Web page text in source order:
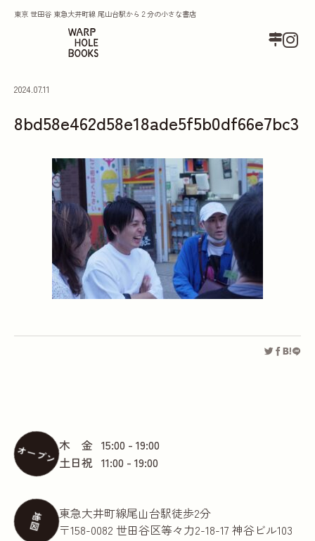
東京 世田谷 東急大井町線 尾山台駅から２分の小さな書店
2024.07.11
8bd58e462d58e18ade5f5b0df66e7bc3
オープン木 金 15:00 - 19:00
土日祝 11:00 - 19:00
地図
東急大井町線尾山台駅徒歩2分
〒158-0082 世田谷区等々力2-18-17 神谷ビル103